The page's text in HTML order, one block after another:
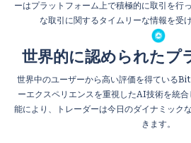
ーはプラットフォーム上で積極的に取引を行
な取引に関するタイムリーな情報を受
世界的に認められたプ
世界中のユーザーから高い評価を得ている
ーエクスペリエンスを重視したAI技術を統
能により、トレーダーは今日のダイナミック
きます。